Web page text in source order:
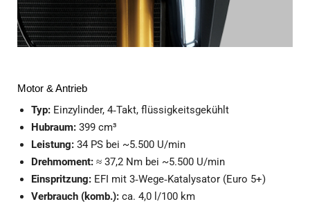
Motor & Antrieb
Typ: Einzylinder, 4‑Takt, flüssigkeitsgekühlt
Hubraum: 399 cm³
Leistung: 34 PS bei ~5.500 U/min
Drehmoment: ≈ 37,2 Nm bei ~5.500 U/min
Einspritzung: EFI mit 3‑Wege‑Katalysator (Euro 5+)
Verbrauch (komb.): ca. 4,0 l/100 km